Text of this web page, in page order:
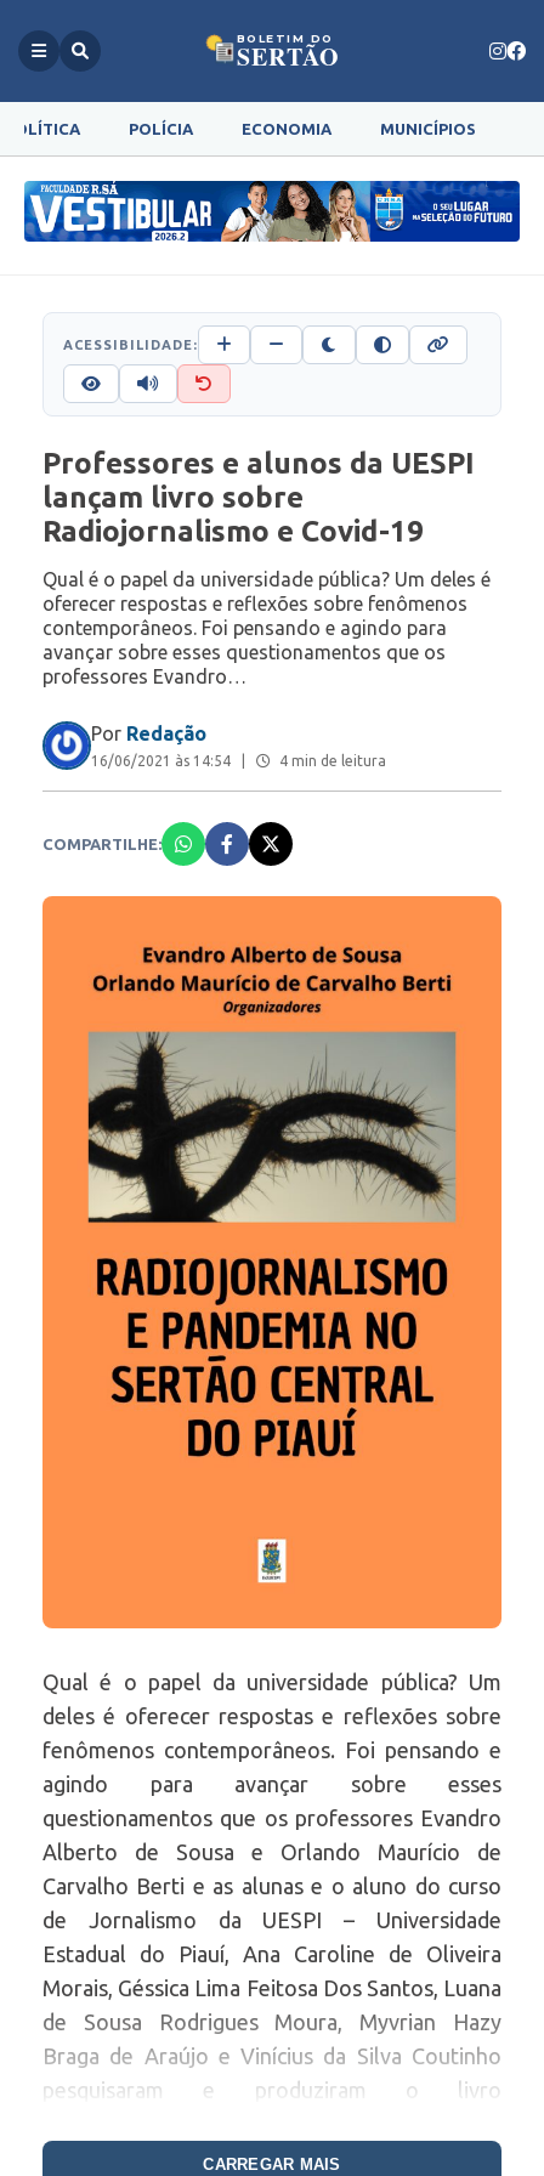
BOLETIM DO
SERTÃO
POLÍTICA POLÍCIA ECONOMIA MUNICÍPIOS
ACESSIBILIDADE:
Professores e alunos da UESPI
lançam livro sobre
Radiojornalismo e Covid-19
Qual é o papel da universidade pública? Um deles é
oferecer respostas e reflexões sobre fenômenos
contemporâneos. Foi pensando e agindo para
avançar sobre esses questionamentos que os
professores Evandro…
Por Redação
16/06/2021 às 14:54 4 min de leitura
COMPARTILHE:
Qual é o papel da universidade pública? Um
deles é oferecer respostas e reflexões sobre
fenômenos contemporâneos. Foi pensando e
agindo para avançar sobre esses
questionamentos que os professores Evandro
Alberto de Sousa e Orlando Maurício de
Carvalho Berti e as alunas e o aluno do curso
de Jornalismo da UESPI – Universidade
Estadual do Piauí, Ana Caroline de Oliveira
Morais, Géssica Lima Feitosa Dos Santos, Luana
de Sousa Rodrigues Moura, Myvrian Hazy
Braga de Araújo e Vinícius da Silva Coutinho
pesquisaram e produziram o livro
. A obra será lançada nesta terça-feira,
CARREGAR MAIS